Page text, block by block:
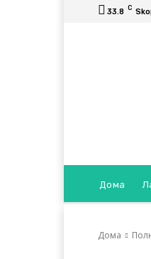
33.8 C
Дома
Дома